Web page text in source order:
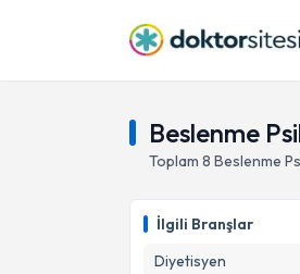
Beslenme
Toplam 8 Beslenme
İlgili Branşlar
Diyetisyen